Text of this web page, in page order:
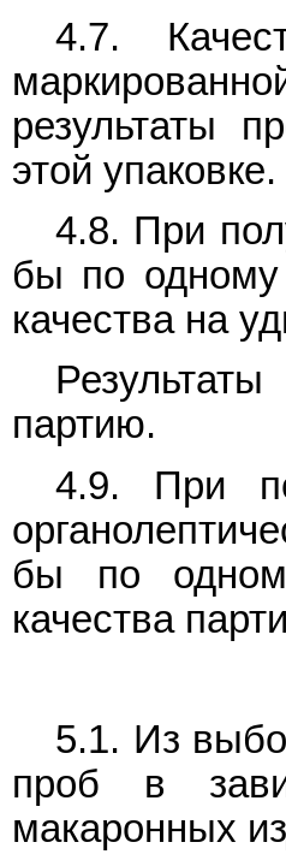
4.7.
результаты
этой упаковке.
4.8. При
бы по одному
качества на
партию.
4.9. При
бы по
качества
5.1. Из
проб в
макаронных